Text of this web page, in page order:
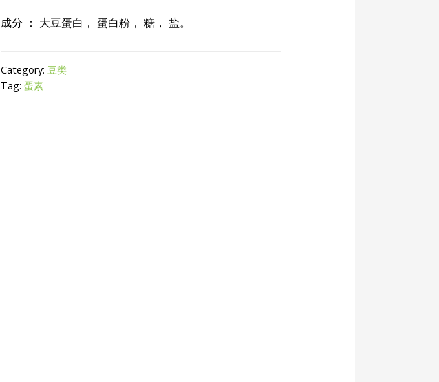
成分 ： 大豆蛋白， 蛋白粉， 糖， 盐。
Category: 豆类
Tag:蛋素